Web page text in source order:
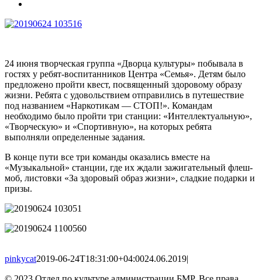
Image
24 июня творческая группа «Дворца культуры» побывала в
гостях у ребят-воспитанников Центра «Семья». Детям было
предложено пройти квест, посвященный здоровому образу
жизни. Ребята с удовольствием отправились в путешествие
под названием «Наркотикам — СТОП!». Командам
необходимо было пройти три станции: «Интеллектуальную»,
«Творческую» и «Спортивную», на которых ребята
выполняли определенные задания.
В конце пути все три команды оказались вместе на
«Музыкальной» станции, где их ждали зажигательный флеш-
моб, листовки «За здоровый образ жизни», сладкие подарки и
призы.
pinkycat2019-06-24T18:31:00+04:0024.06.2019|